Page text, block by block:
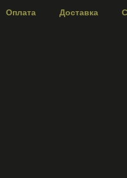
Оплата Доставка